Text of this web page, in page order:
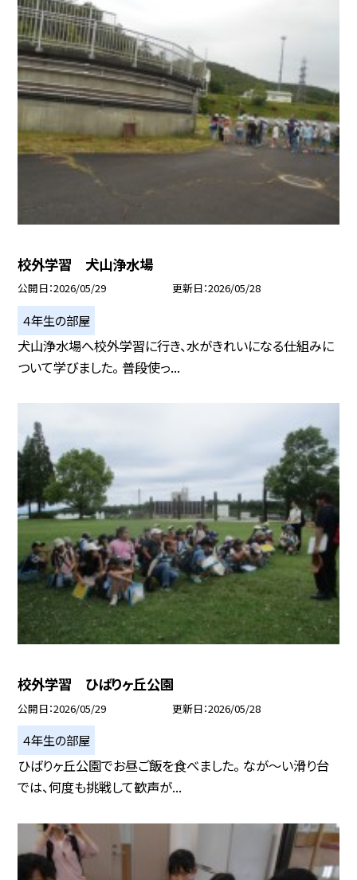
校外学習 犬山浄水場
公開日 2026/05/29 更新日 2026/05/28
４年生の部屋
犬山浄水場へ校外学習に行き、水がきれいになる仕組みに
ついて学びました。 普段使っ...
校外学習 ひばりヶ丘公園
公開日 2026/05/29 更新日 2026/05/28
４年生の部屋
ひばりヶ丘公園でお昼ご飯を食べました。 なが～い滑り台
では、何度も挑戦して歓声が...